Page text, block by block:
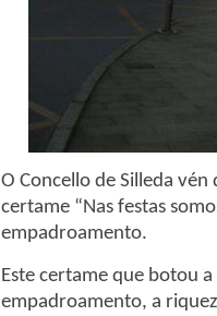
O Concello de Silleda
certame “Nas festas
empadroamento.
Este certame que botou
empadroamento, a